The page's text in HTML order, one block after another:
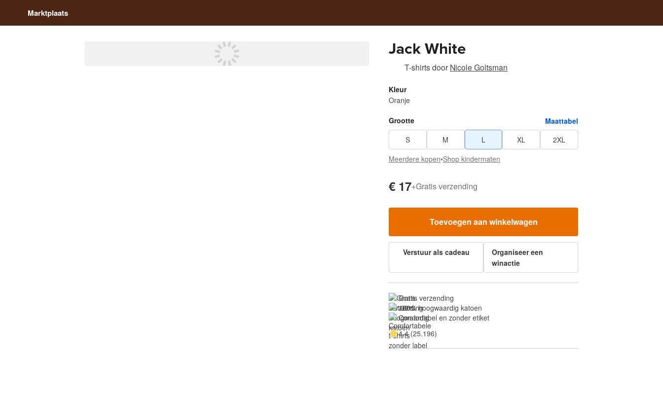
Marktplaats
Jack White
T-shirtsdoor Nicole Goltsman
Kleur
Oranje
Grootte
Maattabel
S
M L XL
2XL
Meerdere kopen•Shop kindermaten
€ 17+Gratis verzending
Toevoegen aan winkelwagen
Verstuur als cadeau
Organiseer een
winactie
Gratis verzending
100% hoogwaardig katoen
Comfortabel en zonder etiket
4.4 (25.196)